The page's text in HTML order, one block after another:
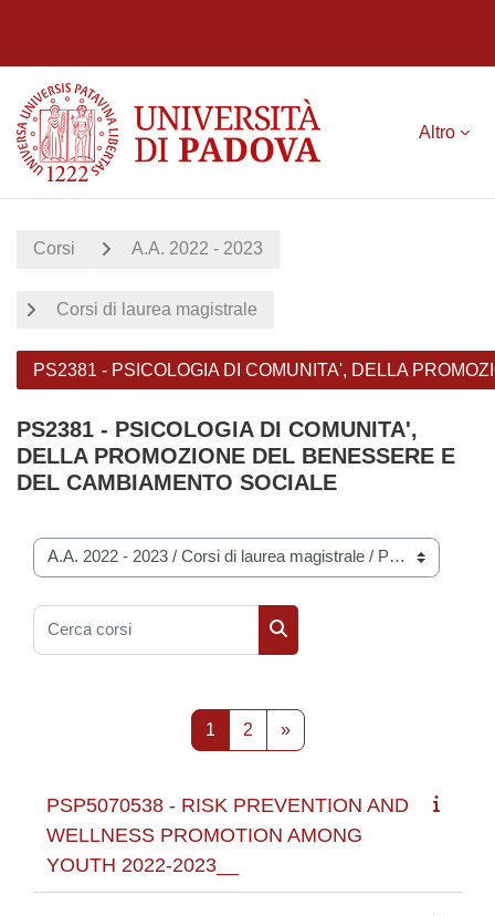
Altro
Corsi A.A. 2022 - 2023
Corsi di laurea magistrale
PS2381 - PSICOLOGIA DI COMUNITA', DELLA
PS2381 - PSICOLOGIA DI COMUNITA',
DELLA PROMOZIONE DEL BENESSERE E
DEL CAMBIAMENTO SOCIALE
Categorie di corso
Cerca corsi
Cerca corsi
1 Pagina 1
2Pagina 2
»Pagina successiva
PSP5070538 - RISK PREVENTION AND
WELLNESS PROMOTION AMONG
YOUTH 2022-2023__